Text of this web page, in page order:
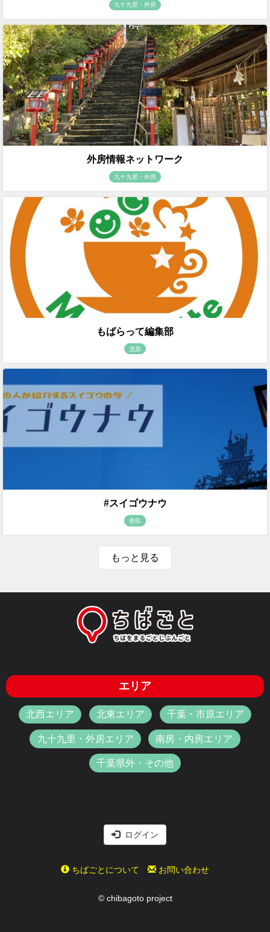
九十九里・外房
外房情報ネットワーク
九十九里・外房
もばらって編集部
茂原
#スイゴウナウ
香取
もっと見る
エリア
北西エリア 北東エリア 千葉・市原エリア
九十九里・外房エリア 南房・内房エリア
千葉県外・その他
ログイン
ちばごとについて お問い合わせ
© chibagoto project